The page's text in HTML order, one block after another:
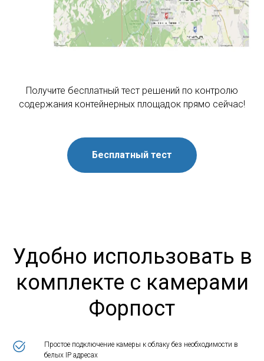
Получите бесплатный тест решений по контролю
содержания контейнерных площадок прямо сейчас!
Бесплатный тест
Удобно использовать в
комплекте с камерами
Форпост
Простое подключение камеры к облаку без необходимости в
белых IP адресах